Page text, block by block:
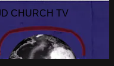
CHURCH TV